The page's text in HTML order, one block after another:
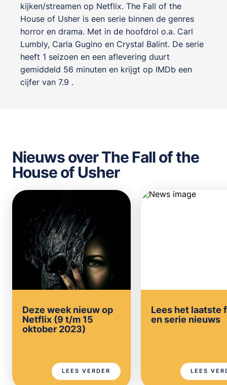
kijken/streamen op Netflix. The Fall of the
House of Usher is een serie binnen de genres
horror en drama. Met in de hoofdrol o.a. Carl
Lumbly, Carla Gugino en Crystal Balint. De serie
heeft 1 seizoen en een aflevering duurt
gemiddeld 56 minuten en krijgt op IMDb een
cijfer van 7.9 .
Nieuws over The Fall of the
House of Usher
Deze week nieuw op
Netflix (9 t/m 15
oktober 2023)
LEES VERDER
Lees het laatste
en serie nieuws
LEES